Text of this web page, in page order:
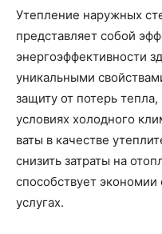
Утепление наружных
представляет собой
энергоэффективности
уникальными
защиту от потерь
условиях холодного
ваты в качестве
снизить затраты на
способствует
услугах.